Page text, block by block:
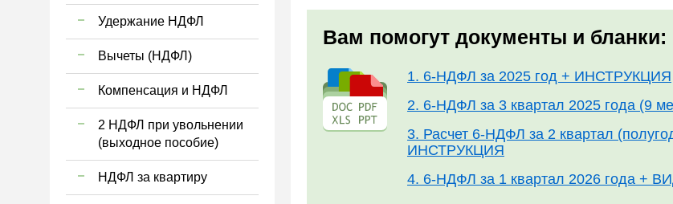
Удержание НДФЛ
Вычеты (НДФЛ)
Компенсация и НДФЛ
2 НДФЛ при увольнении
(выходное пособие)
НДФЛ за квартиру
Вам помогут документы и бланки:
1. 6-НДФЛ за 2025 год + ИНСТРУКЦИЯ
2. 6-НДФЛ за 3 квартал 2025 года (9
3. Расчет 6-НДФЛ за 2 квартал
ИНСТРУКЦИЯ
4. 6-НДФЛ за 1 квартал 2026 года +